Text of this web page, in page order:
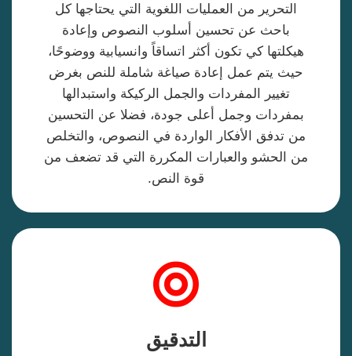
التحرير من العمليات اللغوية التي يحتاجها كل
باحث عن تحسين أسلوب النصوص وإعادة
هيكلتها كي تكون أكثر اتساقاً وانسيابية ووضوحًا،
حيث يتم عمل إعادة صياغة شاملة للنص بغرض
تغيير المفردات والجمل الركيكة واستبدالها
بمفردات وجمل أعلى جودة، فضلا عن التحسين
من تدفق الأفكار الواردة في النصوص، والتخلص
من الحشو والعبارات المكررة التي قد تضعف من
قوة النص.
التدقيق